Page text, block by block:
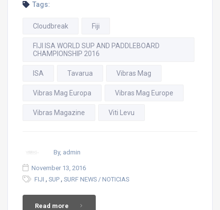
Tags:
Cloudbreak Fiji
FIJI ISA WORLD SUP AND PADDLEBOARD
CHAMPIONSHIP 2016
ISA Tavarua Vibras Mag
Vibras Mag Europa Vibras Mag Europe
Vibras Magazine Viti Levu
By, admin
November 13, 2016
FIJI , SUP , SURF NEWS / NOTICIAS
Read more